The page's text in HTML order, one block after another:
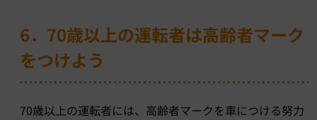
6．70歳以上の運転者は高齢者マーク
をつけよう
70歳以上の運転者には、高齢者マークを車につける努力